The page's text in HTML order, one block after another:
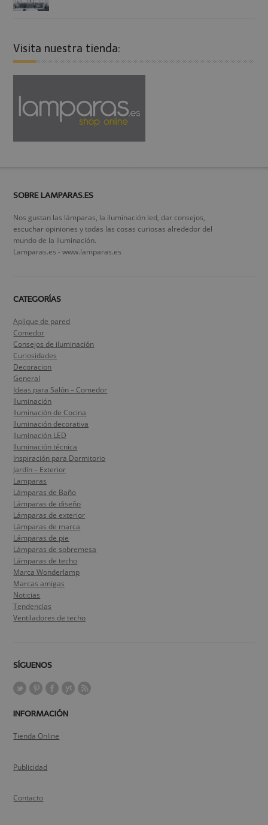
Visita nuestra tienda:
SOBRE LAMPARAS.ES
Nos gustan las lámparas, la iluminación led, dar consejos,
escuchar opiniones y todas las cosas curiosas alrededor del
mundo de la iluminación.
Lamparas.es - www.lamparas.es
CATEGORÍAS
Aplique de pared
Comedor
Consejos de iluminación
Curiosidades
Decoracion
General
Ideas para Salón – Comedor
Iluminación
Iluminación de Cocina
Iluminación decorativa
Iluminación LED
Iluminación técnica
Inspiración para Dormitorio
Jardín – Exterior
Lamparas
Lámparas de Baño
Lámparas de diseño
Lámparas de exterior
Lámparas de marca
Lámparas de pie
Lámparas de sobremesa
Lámparas de techo
Marca Wonderlamp
Marcas amigas
Noticias
Tendencias
Ventiladores de techo
SÍGUENOS
INFORMACIÓN
Tienda Online
Publicidad
Contacto